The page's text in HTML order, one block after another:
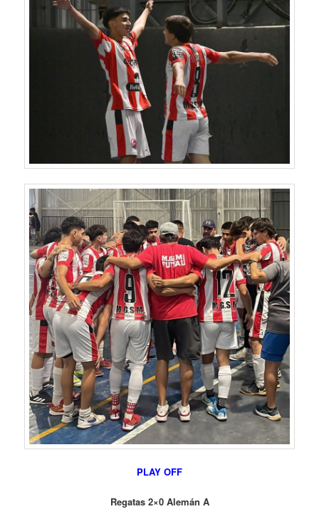
PLAY OFF
Regatas 2×0 Alemán A